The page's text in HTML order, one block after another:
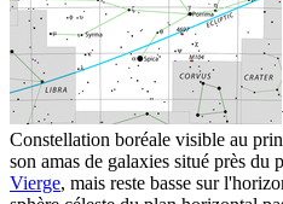
Constellation boréale visible au
son amas de galaxies situé près du
Vierge, mais reste basse sur l'